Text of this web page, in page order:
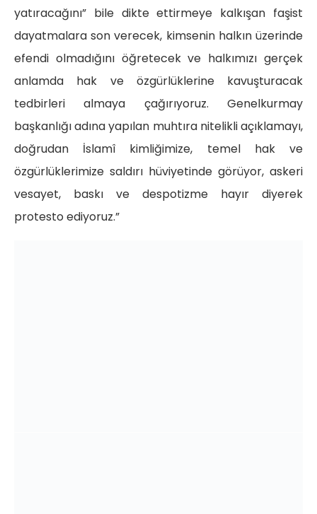
yatıracağını” bile dikte ettirmeye kalkışan faşist
dayatmalara son verecek, kimsenin halkın üzerinde
efendi olmadığını öğretecek ve halkımızı gerçek
anlamda hak ve özgürlüklerine kavuşturacak
tedbirleri almaya çağırıyoruz. Genelkurmay
başkanlığı adına yapılan muhtıra nitelikli açıklamayı,
doğrudan İslamî kimliğimize, temel hak ve
özgürlüklerimize saldırı hüviyetinde görüyor, askeri
vesayet, baskı ve despotizme hayır diyerek
protesto ediyoruz.”